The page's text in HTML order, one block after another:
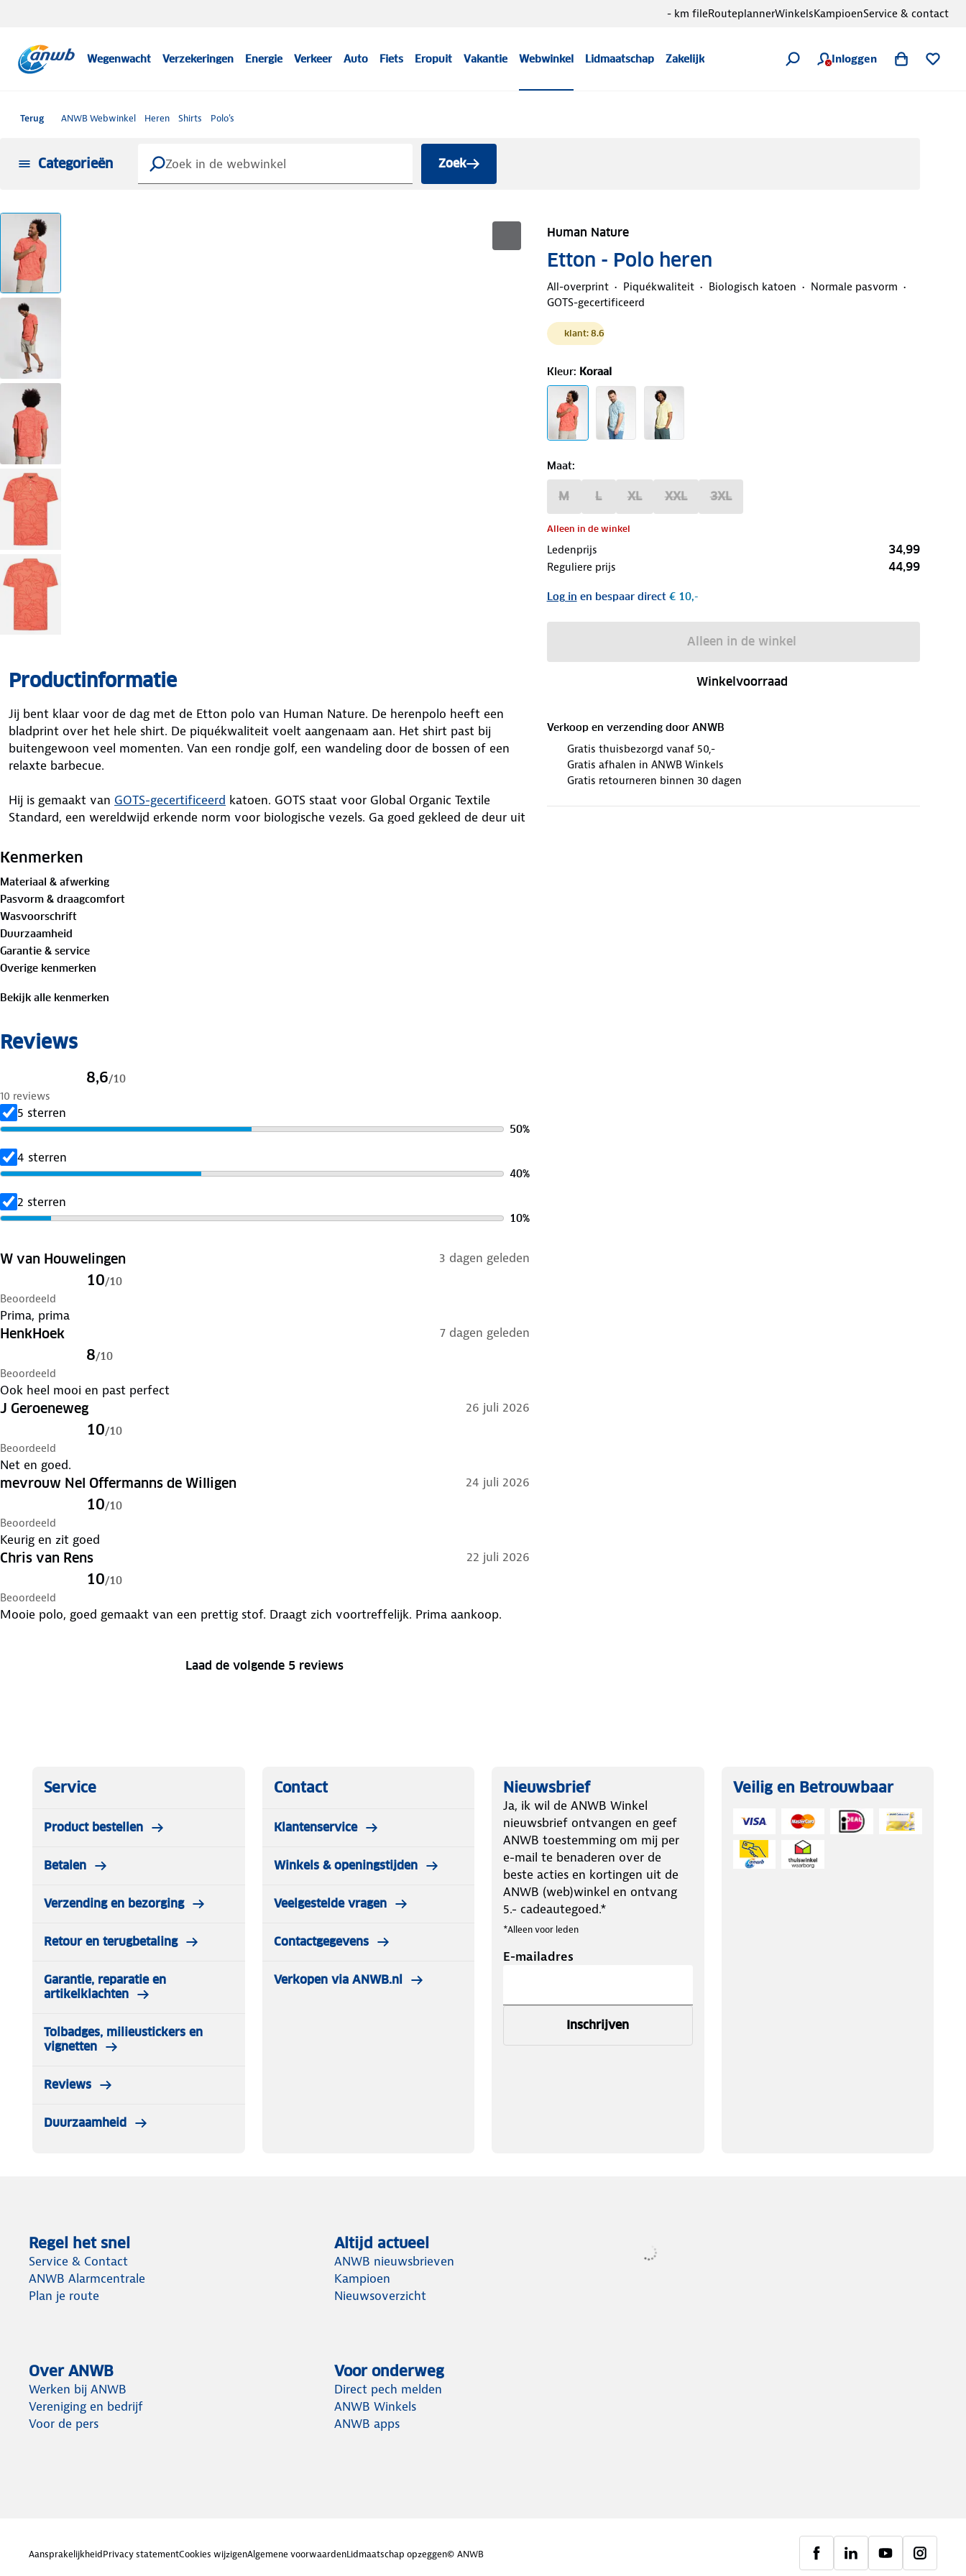
Wegenwacht Verzekeringen Energie Verkeer Auto Fiets Eropuit Vakantie Webwinkel Lidmaatschap Zakelijk Inloggen
- km fileRouteplannerWinkelsKampioenService & contact
Terug ANWB Webwinkel Heren Shirts Polo's
Categorieën Zoek
Human Nature
Etton - Polo heren
All-overprint Piquékwaliteit Biologisch katoen
Normale pasvorm
GOTS-gecertificeerd
klant: 8.6
Kleur: Koraal
Maat:
M L XL XXL 3XL
Alleen in de winkel
Ledenprijs 34,99
Reguliere prijs 44,99
Log in en bespaar direct€ 10,-
Alleen in de winkel
Winkelvoorraad
Verkoop en verzending door ANWB
Gratis thuisbezorgd vanaf 50,-
Gratis afhalen in ANWB Winkels
Gratis retourneren binnen 30 dagen
Productinformatie
Jij bent klaar voor de dag met de Etton polo van Human Nature. De herenpolo heeft een
bladprint over het hele shirt. De piquékwaliteit voelt aangenaam aan. Het shirt past bij
buitengewoon veel momenten. Van een rondje golf, een wandeling door de bossen of een
relaxte barbecue.
Hij is gemaakt van GOTS-gecertificeerd katoen. GOTS staat voor Global Organic Textile
Standard, een wereldwijd erkende norm voor biologische vezels. Ga goed gekleed de deur uit
Buitenstof: 100%biologisch katoen
Is je kleding aan vervanging toe? Lever het in bij onze winkels. Wij geven er een nieuwe
bestemming aan.
Kenmerken
Materiaal & afwerking
Pasvorm & draagcomfort
Wasvoorschrift
Duurzaamheid
Garantie & service
Overige kenmerken
Bekijk alle kenmerken
Reviews
8,6/10
10 reviews
5 sterren
50%
4 sterren
40%
2 sterren
10%
W van Houwelingen 3 dagen geleden
10/10
Beoordeeld
Prima, prima
HenkHoek 7 dagen geleden
8/10
Beoordeeld
Ook heel mooi en past perfect
J Geroeneweg 26 juli 2026
10/10
Beoordeeld
Net en goed.
mevrouw Nel Offermanns de Willigen 24 juli 2026
10/10
Beoordeeld
Keurig en zit goed
Chris van Rens 22 juli 2026
10/10
Beoordeeld
Mooie polo, goed gemaakt van een prettig stof. Draagt zich voortreffelijk. Prima aankoop.
Laad de volgende 5 reviews
Service
Product bestellen
Betalen
Verzending en bezorging
Retour en terugbetaling
Garantie, reparatie en
artikelklachten
Tolbadges, milieustickers en
vignetten
Reviews
Duurzaamheid
Contact
Klantenservice
Winkels & openingstijden
Veelgestelde vragen
Contactgegevens
Verkopen via ANWB.nl
Nieuwsbrief
Ja, ik wil de ANWB Winkel
nieuwsbrief ontvangen en geef
ANWB toestemming om mij per
e-mail te benaderen over de
beste acties en kortingen uit de
ANWB (web)winkel en ontvang
5.- cadeautegoed.*
*Alleen voor leden
E-mailadres
Inschrijven
Veilig en Betrouwbaar
Regel het snel
Service & Contact
ANWB Alarmcentrale
Plan je route
Altijd actueel
ANWB nieuwsbrieven
Kampioen
Nieuwsoverzicht
Over ANWB
Werken bij ANWB
Vereniging en bedrijf
Voor de pers
Voor onderweg
Direct pech melden
ANWB Winkels
ANWB apps
AansprakelijkheidPrivacy statementCookies wijzigenAlgemene voorwaardenLidmaatschap opzeggen© ANWB